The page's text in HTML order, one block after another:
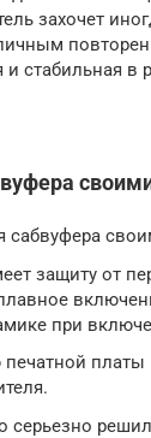
захочет
стабильная в
сабвуфера
защиту от
при
платы
серьезно